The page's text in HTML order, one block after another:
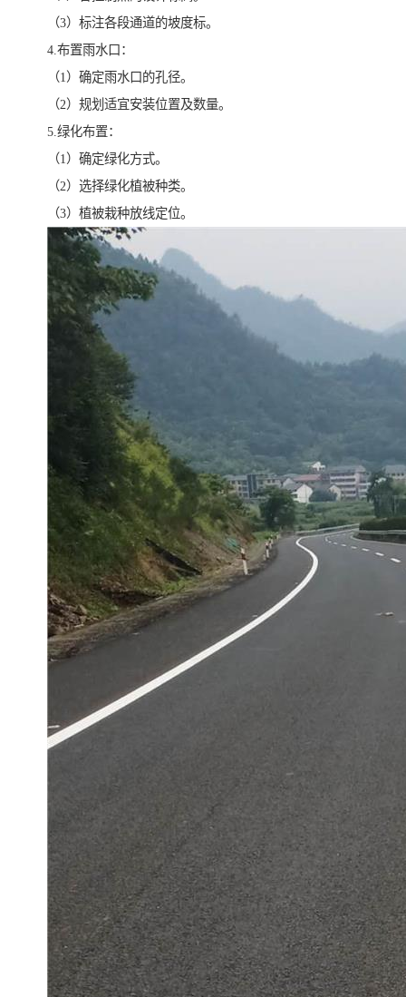
（3）标注各段通道的坡度标。
4.布置雨水口：
（1）确定雨水口的孔径。
（2）规划适宜安装位置及数量。
5.绿化布置：
（1）确定绿化方式。
（2）选择绿化植被种类。
（3）植被栽种放线定位。